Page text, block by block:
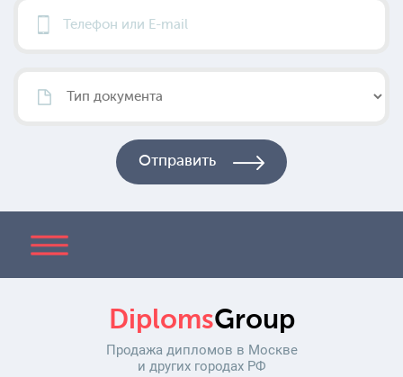
DiplomsGroup
Продажа дипломов в Москве
и других городах РФ